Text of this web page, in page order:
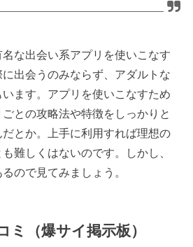
な出会い系アプリを使いこなす
出会うのみならず、アダルトな
ます。アプリを使いこなすため
との攻略法や特徴をしっかりと
とか。上手に利用すれば理想の
難しくはないのです。しかし、
ので見てみましょう。
ミ（爆サイ掲示板）